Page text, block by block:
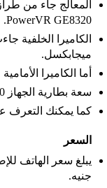
PowerVR GE8320.
ميجابكسل.
أما الكاميرا الأمامية
سعة بطارية الجهاز 3020 مللي أمبير.
كما يمكنك
السعر
جنيه.